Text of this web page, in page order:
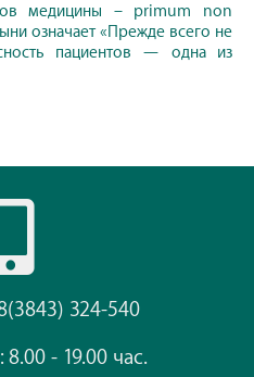
медицины – primum non
означает «Прежде всего не
пациентов — одна из
324-540
- 19.00 час.